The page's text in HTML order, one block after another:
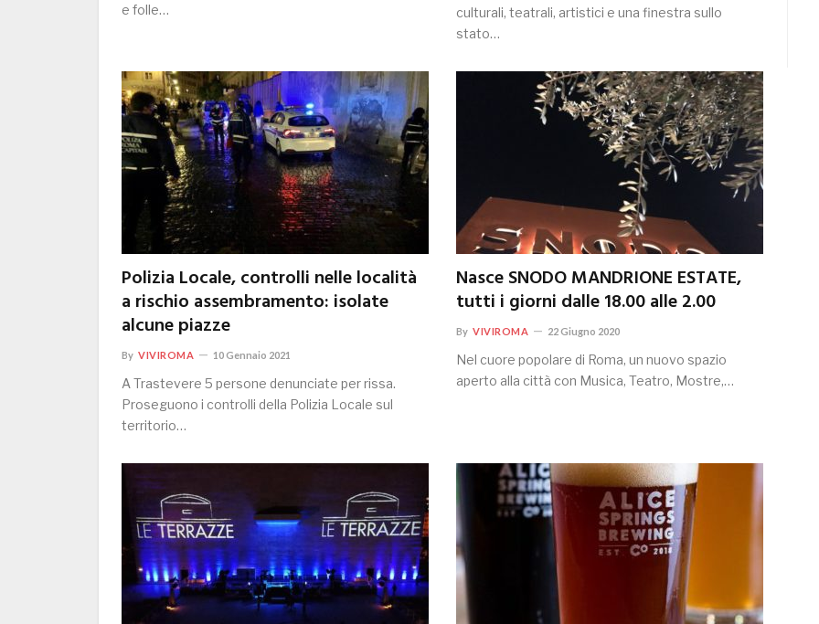
e folle…
culturali, teatrali, artistici e una finestra sullo
stato…
Polizia Locale, controlli nelle località
a rischio assembramento: isolate
alcune piazze
By VIVIROMA 10 Gennaio 2021
A Trastevere 5 persone denunciate per rissa.
Proseguono i controlli della Polizia Locale sul
territorio…
Nasce SNODO MANDRIONE ESTATE,
tutti i giorni dalle 18.00 alle 2.00
By VIVIROMA 22 Giugno 2020
Nel cuore popolare di Roma, un nuovo spazio
aperto alla città con Musica, Teatro, Mostre,…